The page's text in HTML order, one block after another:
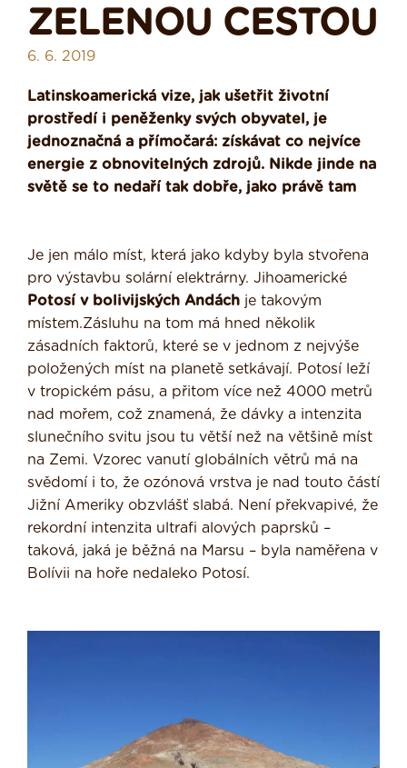
ZELENOU CESTOU
6. 6. 2019
Latinskoamerická vize, jak ušetřit životní
prostředí i peněženky svých obyvatel, je
jednoznačná a přímočará: získávat co nejvíce
energie z obnovitelných zdrojů. Nikde jinde na
světě se to nedaří tak dobře, jako právě tam
Je jen málo míst, která jako kdyby byla stvořena
pro výstavbu solární elektrárny. Jihoamerické
Potosí v bolivijských Andách je takovým
místem.Zásluhu na tom má hned několik
zásadních faktorů, které se v jednom z nejvýše
položených míst na planetě setkávají. Potosí leží
v tropickém pásu, a přitom více než 4000 metrů
nad mořem, což znamená, že dávky a intenzita
slunečního svitu jsou tu větší než na většině míst
na Zemi. Vzorec vanutí globálních větrů má na
svědomí i to, že ozónová vrstva je nad touto částí
Jižní Ameriky obzvlášť slabá. Není překvapivé, že
rekordní intenzita ultrafi alových paprsků –
taková, jaká je běžná na Marsu – byla naměřena v
Bolívii na hoře nedaleko Potosí.